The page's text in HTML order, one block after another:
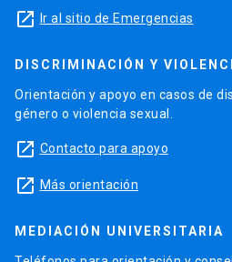
launch Ir al sitio de Emergencias
DISCRIMINACIÓN Y
Orientación y apoyo en casos de
género o violencia sexual.
launch Contacto para apoyo
launch Más orientación
MEDIACIÓN UNIVERSITARIA